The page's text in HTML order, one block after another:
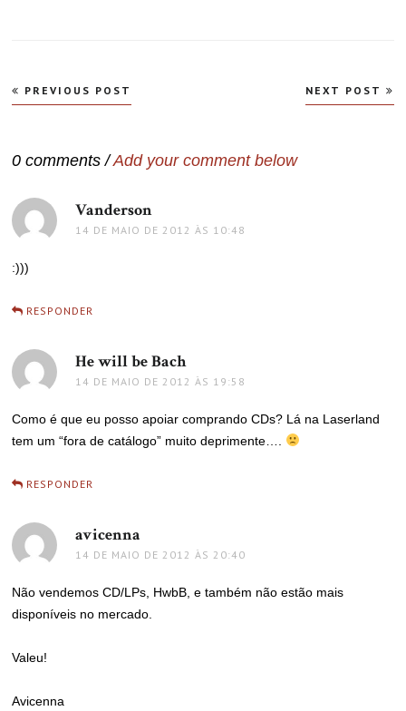
Navegação
de
PREVIOUS POST NEXT POST
0 comments /Add your comment below
Vanderson
14 DE MAIO DE 2012 ÀS 10:48
:)))
RESPONDER
He will be Bachdisse:
14 DE MAIO DE 2012 ÀS 19:58
Como é que eu posso apoiar comprando CDs? Lá na Laserland
tem um “fora de catálogo” muito deprimente….
RESPONDER
avicenna
14 DE MAIO DE 2012 ÀS 20:40
Não vendemos CD/LPs, HwbB, e também não estão mais
disponíveis no mercado.
Valeu!
Avicenna